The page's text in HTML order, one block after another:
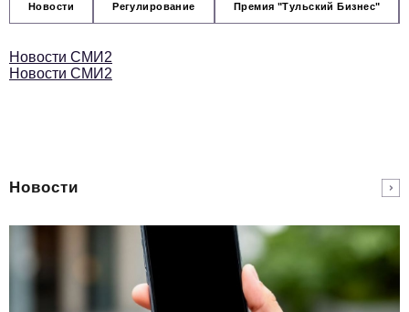
Новости Регулирование Премия "Тульский Бизнес"
Новости СМИ2
Новости СМИ2
Новости